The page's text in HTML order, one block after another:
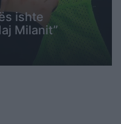
ishte
Milanit”